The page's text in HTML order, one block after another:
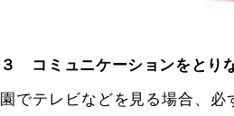
３ コミュニケーションをとり
園でテレビなどを見る場合、必